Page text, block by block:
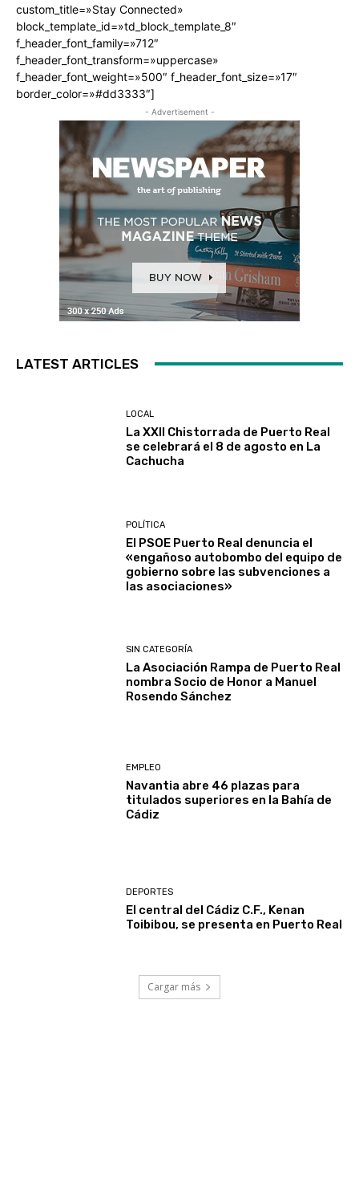
custom_title=»Stay Connected»
block_template_id=»td_block_template_8″
f_header_font_family=»712″
f_header_font_transform=»uppercase»
f_header_font_weight=»500″ f_header_font_size=»17″
border_color=»#dd3333″]
- Advertisement -
LATEST ARTICLES
LOCAL
La XXII Chistorrada de Puerto Real
se celebrará el 8 de agosto en La
Cachucha
POLÍTICA
El PSOE Puerto Real denuncia el
«engañoso autobombo del equipo de
gobierno sobre las subvenciones a
las asociaciones»
SIN CATEGORÍA
La Asociación Rampa de Puerto Real
nombra Socio de Honor a Manuel
Rosendo Sánchez
EMPLEO
Navantia abre 46 plazas para
titulados superiores en la Bahía de
Cádiz
DEPORTES
El central del Cádiz C.F., Kenan
Toibibou, se presenta en Puerto Real
Cargar más